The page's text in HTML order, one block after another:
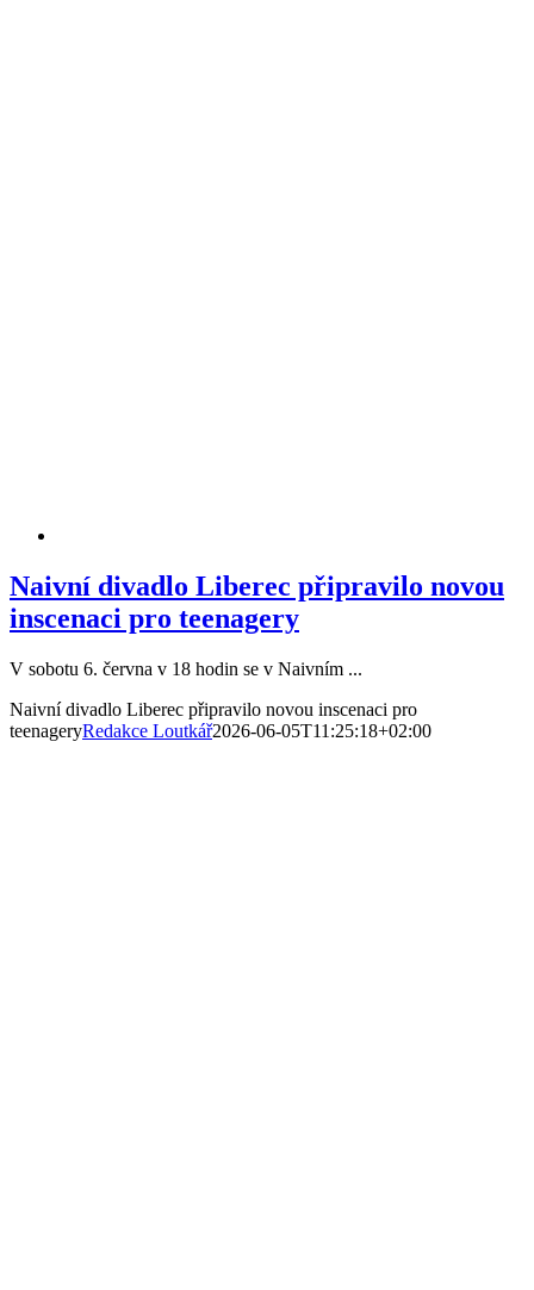
Naivní divadlo Liberec připravilo novou
inscenaci pro teenagery
V sobotu 6. června v 18 hodin se v Naivním ...
Naivní divadlo Liberec připravilo novou inscenaci pro
teenageryRedakce Loutkář2026-06-05T11:25:18+02:00